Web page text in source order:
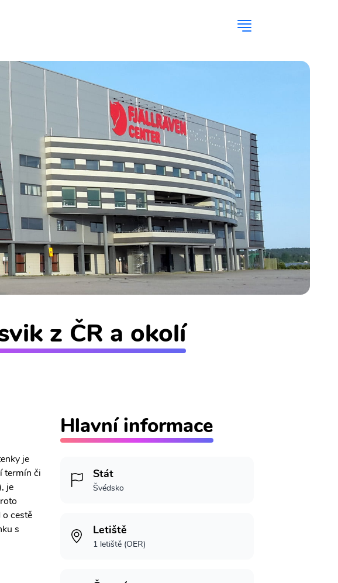
z ČR a okolí
je
termín či
je
cestě
s
Hlavní informace
Stát
Švédsko
Letiště
1 letiště (OER)